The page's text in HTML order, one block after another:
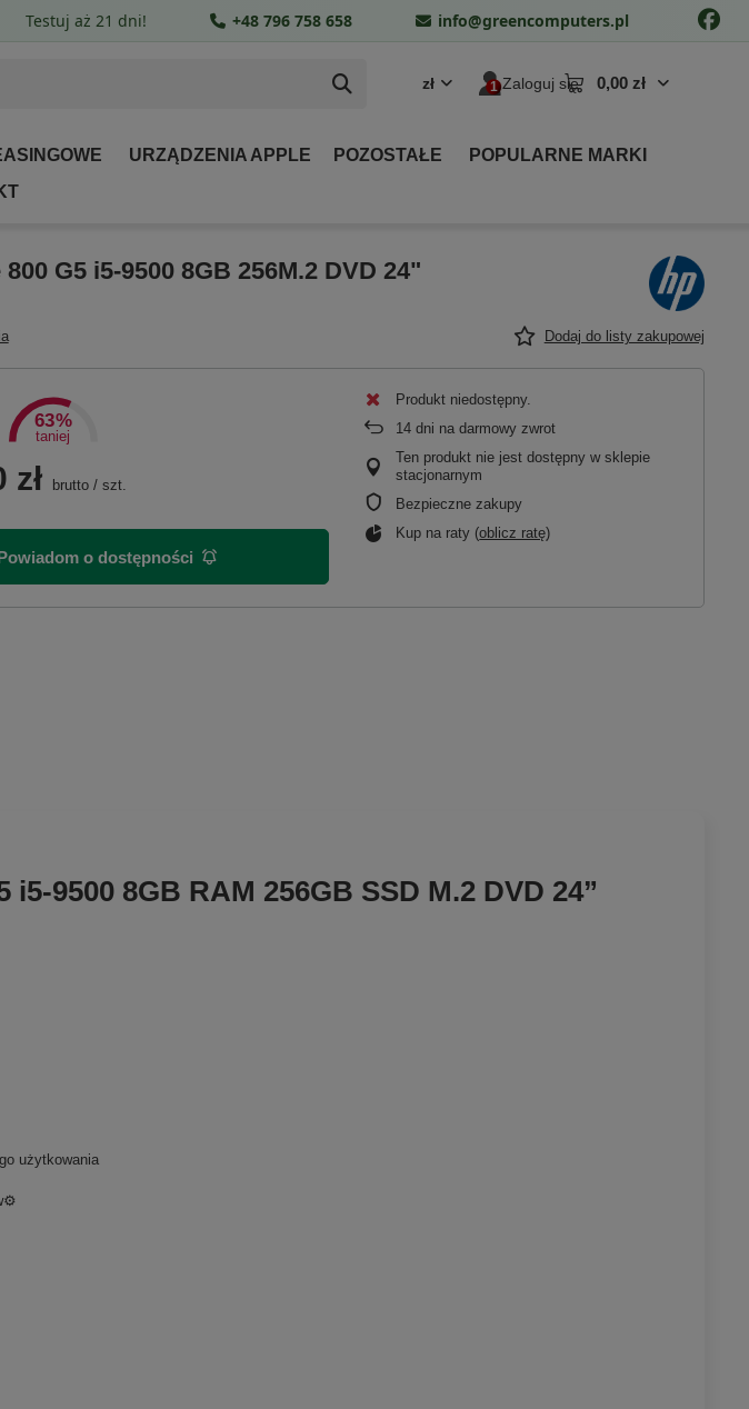
zł Zaloguj się 0,00 zł
URZĄDZENIA APPLE POZOSTAŁE
POPULARNE MARKI
G5 i5-9500 8GB 256M.2 DVD 24"
Dodaj do listy zakupowej
63%
taniej
zł brutto/ szt.
o dostępności
Produkt niedostępny
14 dni na darmowy zwrot
Ten produkt nie jest dostępny w sklepie
stacjonarnym
Bezpieczne zakupy
Kup na raty (oblicz ratę)
9500 8GB RAM 256GB SSD M.2 DVD 24”
użytkowania
Testuj aż 21 dni! +48 796 758 658 info@greencomputers.pl